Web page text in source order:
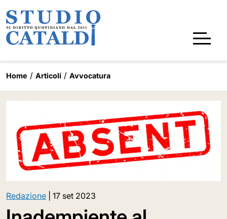
Home Articoli Avvocatura
Redazione 17 set 2023